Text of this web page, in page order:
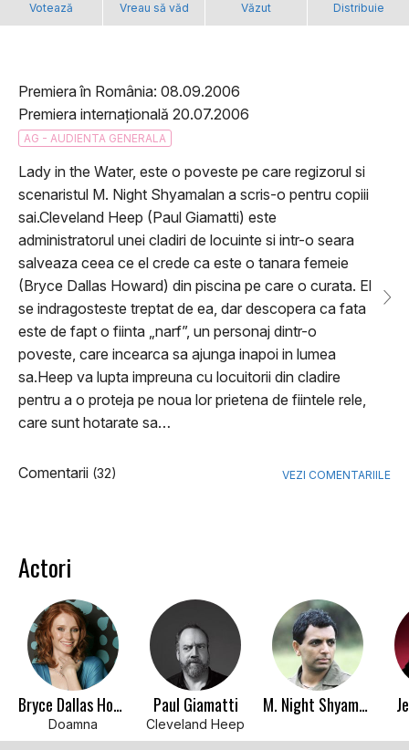
Votează Vreau să văd Văzut Distribuie
Premiera în România: 08.09.2006
Premiera internațională 20.07.2006
AG - AUDIENTA GENERALA
Lady in the Water, este o poveste pe care regizorul si
scenaristul M. Night Shyamalan a scris-o pentru copiii
sai.Cleveland Heep (Paul Giamatti) este
administratorul unei cladiri de locuinte si intr-o seara
salveaza ceea ce el crede ca este o tanara femeie
(Bryce Dallas Howard) din piscina pe care o curata. El
se indragosteste treptat de ea, dar descopera ca fata
este de fapt o fiinta „narf”, un personaj dintr-o
poveste, care incearca sa ajunga inapoi in lumea
sa.Heep va lupta impreuna cu locuitorii din cladire
pentru a o proteja pe noua lor prietena de fiintele rele,
care sunt hotarate sa…
Comentarii (32) VEZI COMENTARIILE
Actori
Bryce Dallas Howard
Doamna
Paul Giamatti
Cleveland Heep
M. Night Shyamalan